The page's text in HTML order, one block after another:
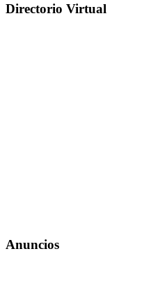
Directorio Virtual
Anuncios